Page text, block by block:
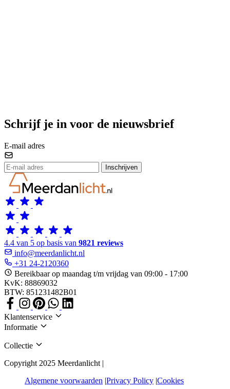
Schrijf je in voor de nieuwsbrief
E-mail adres
Inschrijven
4.4 van 5 op basis van 9821 reviews
info@meerdanlicht.nl
+31 24-2120360
Bereikbaar op maandag t/m vrijdag van 09:00 - 17:00
KvK: 88869032
BTW: 851231482B01
Klantenservice
Informatie
Collectie
Copyright 2025 Meerdanlicht |
Algemene voorwaarden Privacy Policy Cookies